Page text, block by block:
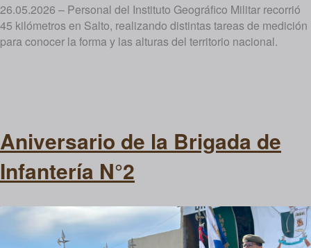
26.05.2026 – Personal del Instituto Geográfico Militar recorrió
45 kilómetros en Salto, realizando distintas tareas de medición
para conocer la forma y las alturas del territorio nacional.
Aniversario de la Brigada de
Infantería N°2